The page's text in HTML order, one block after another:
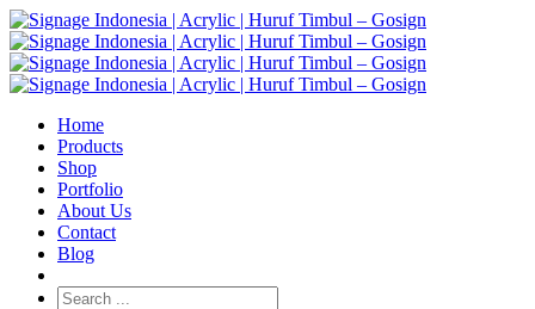
Home
Products
Shop
Portfolio
About Us
Contact
Blog